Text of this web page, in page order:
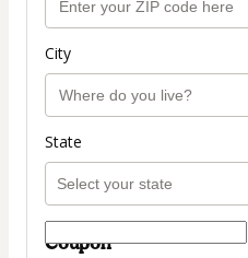
City
State
Coupon